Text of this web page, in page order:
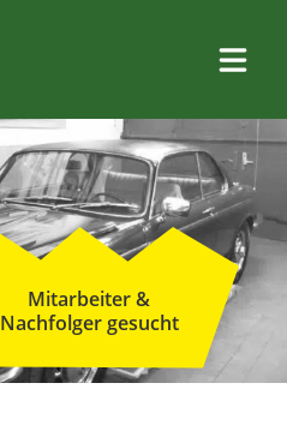
Mitarbeiter &
Nachfolger gesucht